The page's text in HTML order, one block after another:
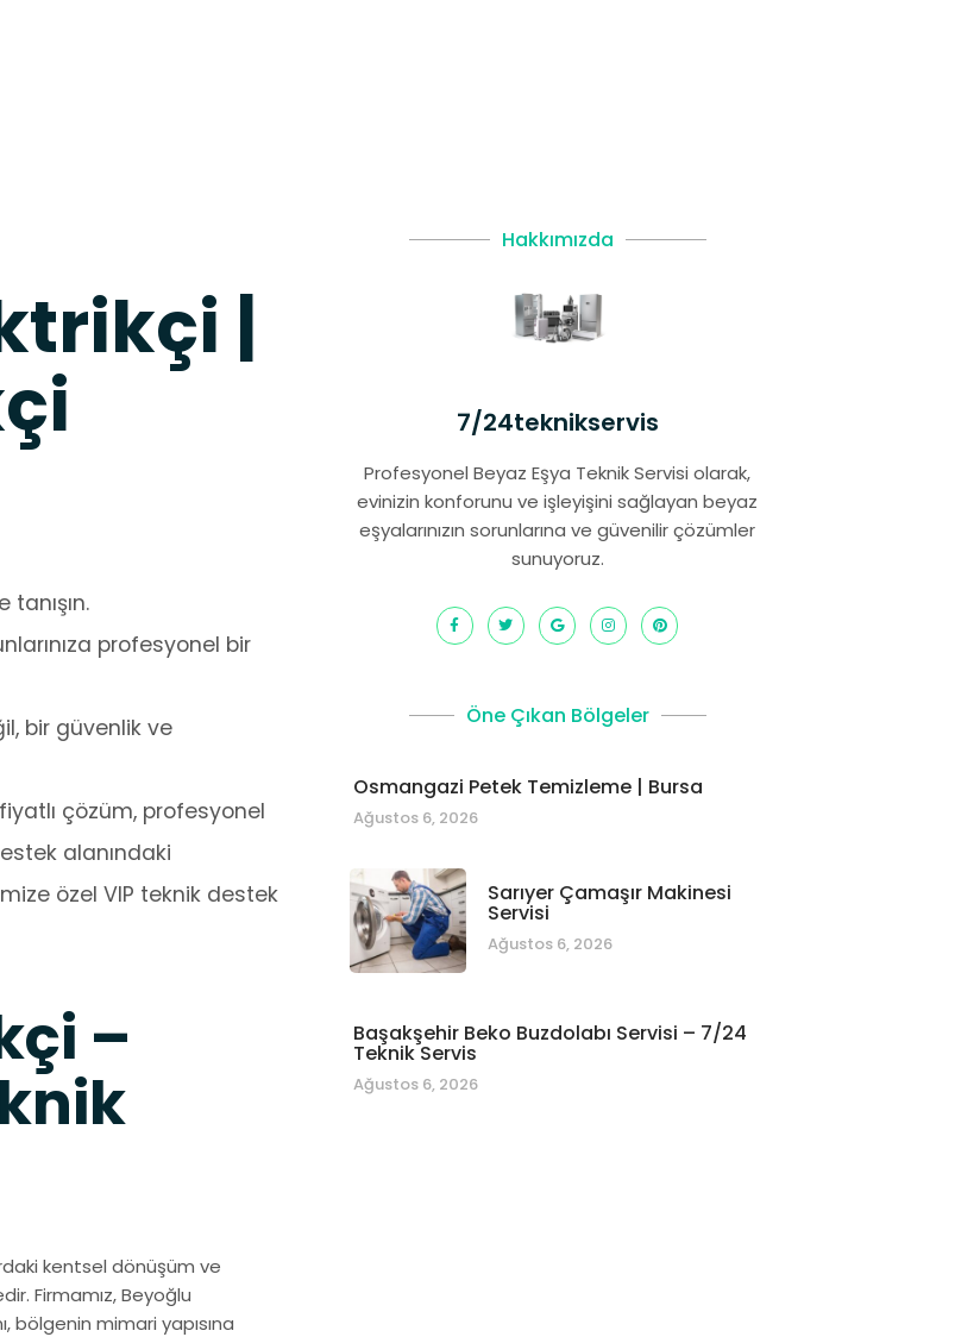
|
tanışın.
profesyonel bir
bir güvenlik ve
çözüm, profesyonel
alanındaki
özel VIP teknik destek
–
kentsel dönüşüm ve
Firmamız, Beyoğlu
bölgenin mimari yapısına
Hakkımızda
7/24teknikservis
Profesyonel Beyaz Eşya Teknik Servisi olarak,
evinizin konforunu ve işleyişini sağlayan beyaz
eşyalarınızın sorunlarına ve güvenilir çözümler
sunuyoruz.
Öne Çıkan Bölgeler
Osmangazi Petek Temizleme | Bursa
Ağustos 6, 2026
Sarıyer Çamaşır Makinesi
Servisi
Ağustos 6, 2026
Başakşehir Beko Buzdolabı Servisi – 7/24
Teknik Servis
Ağustos 6, 2026